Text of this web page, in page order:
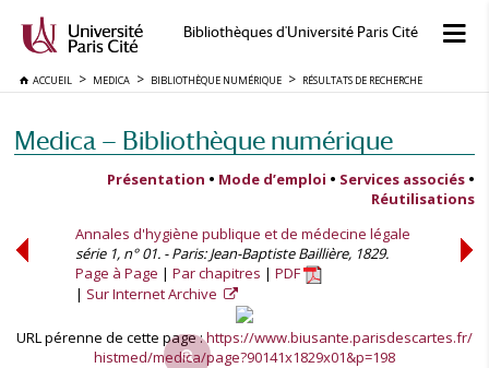
Bibliothèques d'Université Paris Cité
ACCUEIL MEDICA BIBLIOTHÈQUE NUMÉRIQUE RÉSULTATS DE RECHERCHE
Medica — Bibliothèque numérique
Présentation • Mode d’emploi • Services associés •
Réutilisations
Annales d'hygiène publique et de médecine légale
série 1, n° 01. - Paris: Jean-Baptiste Baillière, 1829.
Page à Page
Par chapitres
PDF
Sur Internet Archive
URL pérenne de cette page :https://www.biusante.parisdescartes.fr/
histmed/medica/page?90141x1829x01&p=198